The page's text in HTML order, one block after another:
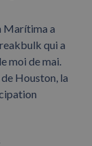
Marítima a
qui a
moi de mai.
Houston, la